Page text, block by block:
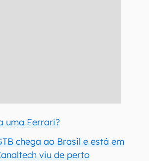
uma Ferrari?
chega ao Brasil e está em
viu de perto